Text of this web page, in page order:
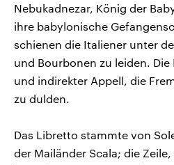
Nebukadnezar, König der
ihre babylonische
schienen die Italiener unter
und Bourbonen zu leiden. Die
und indirekter Appell, die
zu dulden.
Das Libretto stammte von
der Mailänder Scala; die